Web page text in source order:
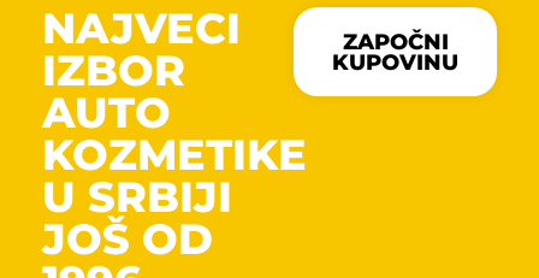
NAJVECI
IZBOR
AUTO
KOZMETIKE
U SRBIJI
JOŠ OD
ZAPOČNI
KUPOVINU